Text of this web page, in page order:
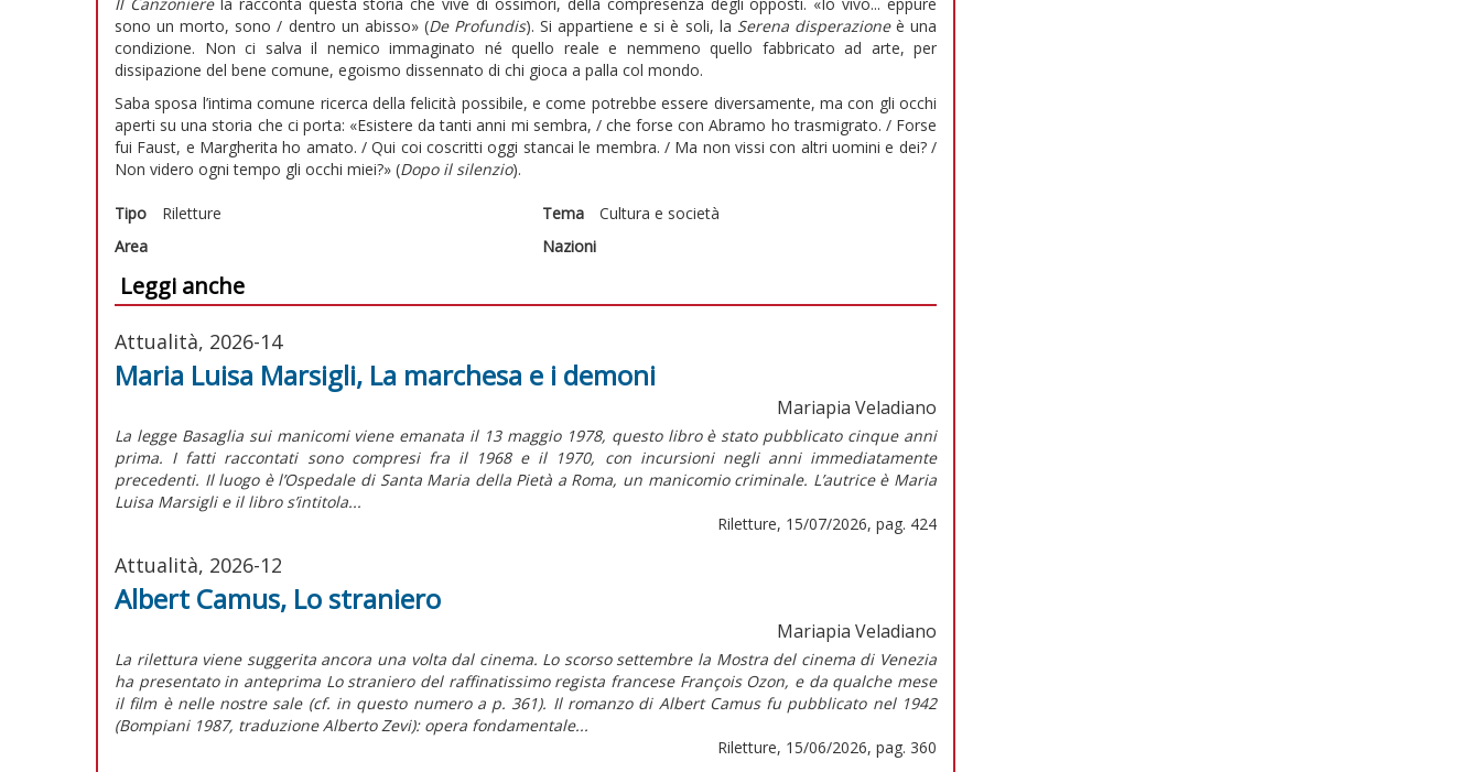
Il Canzonierela racconta questa storia che vive di ossimori, della compresenza degli opposti. «Io vivo... eppure
sono un morto, sono / dentro un abisso» (De Profundis). Si appartiene e si è soli, la Serena disperazioneè una
condizione. Non ci salva il nemico immaginato né quello reale e nemmeno quello fabbricato ad arte, per
dissipazione del bene comune, egoismo dissennato di chi gioca a palla col mondo.
Saba sposa l’intima comune ricerca della felicità possibile, e come potrebbe essere diversamente, ma con gli occhi
aperti su una storia che ci porta: «Esistere da tanti anni mi sembra, / che forse con Abramo ho trasmigrato. / Forse
fui Faust, e Margherita ho amato. / Qui coi coscritti oggi stancai le membra. / Ma non vissi con altri uomini e dei? /
Non videro ogni tempo gli occhi miei?» (Dopo il silenzio).
Tipo Riletture Tema
Cultura e società
Area
Nazioni
Leggi anche
Attualità, 2026-14
Maria Luisa Marsigli, La marchesa e i demoni
Mariapia Veladiano
La legge Basaglia sui manicomi viene emanata il 13 maggio 1978, questo libro è stato pubblicato cinque anni
prima. I fatti raccontati sono compresi fra il 1968 e il 1970, con incursioni negli anni immediatamente
precedenti. Il luogo è l’Ospedale di Santa Maria della Pietà a Roma, un manicomio criminale. L’autrice è Maria
Luisa Marsigli e il libro s’intitola...
Riletture, 15/07/2026, pag. 424
Attualità, 2026-12
Albert Camus, Lo straniero
Mariapia Veladiano
La rilettura viene suggerita ancora una volta dal cinema. Lo scorso settembre la Mostra del cinema di Venezia
ha presentato in anteprima Lo straniero del raffinatissimo regista francese François Ozon, e da qualche mese
il film è nelle nostre sale (cf. in questo numero a p. 361). Il romanzo di Albert Camus fu pubblicato nel 1942
(Bompiani 1987, traduzione Alberto Zevi): opera fondamentale...
Riletture, 15/06/2026, pag. 360